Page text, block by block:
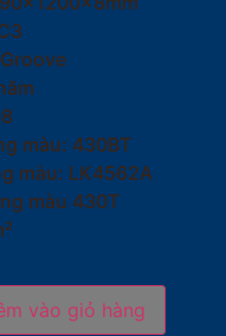
màu: 430BT
màu: LK4562A
màu 430T
vào giỏ hàng